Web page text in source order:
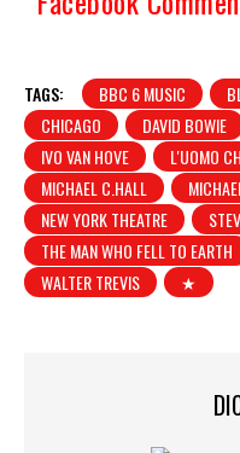
TAGS: BBC 6 MUSIC
CHICAGO
DAVID BOWIE
IVO VAN HOVE
L'UOMO
MICHAEL C.HALL
NEW YORK THEATRE
THE MAN WHO FELL TO EARTH
WALTER TREVIS
★